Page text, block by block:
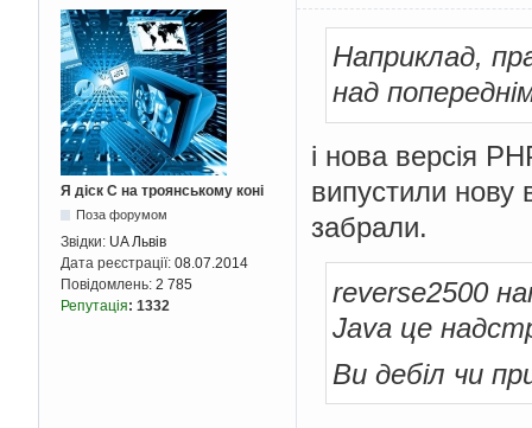
Я діск С на троянському коні
Поза форумом
Звідки: UA Львів
Дата реєстрації: 08.07.2014
Повідомлень: 2 785
Репутація: 1332
Наприклад,
над
і нова версія
випустили нову
забрали.
reverse2500
Java це
Ви дебіл чи